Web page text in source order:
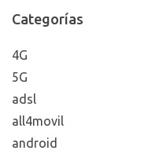
Categorías
4G
5G
adsl
all4movil
android